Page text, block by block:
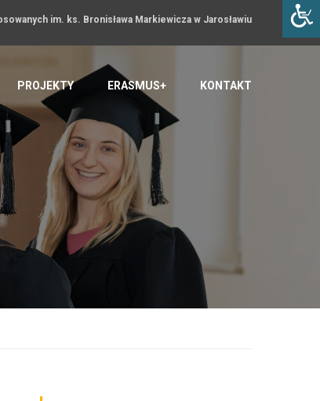
im. ks. Bronisława Markiewicza w Jarosławiu
PROJEKTY ERASMUS+ KONTAKT